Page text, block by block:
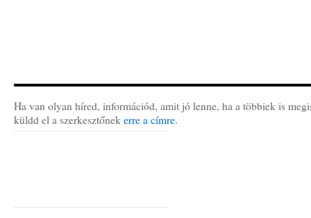
Ha van olyan híred, információd, amit jó lenne, ha a többiek is
küldd el a szerkesztőnek erre a címre.